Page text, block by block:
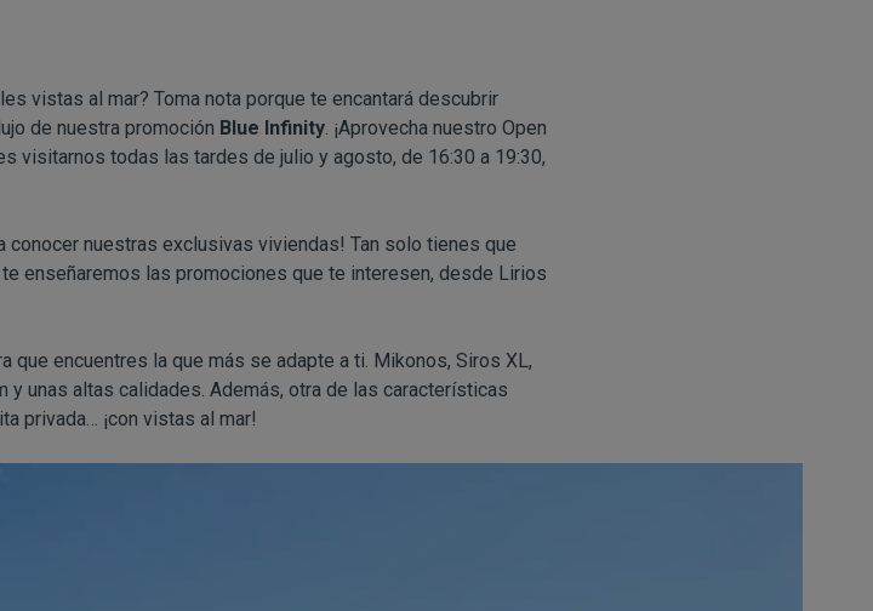
vistas al mar? Toma nota porque te encantará descubrir
de nuestra promoción Blue Infinity. ¡Aprovecha nuestro Open
visitarnos todas las tardes de julio y agosto, de 16:30 a 19:30,
conocer nuestras exclusivas viviendas! Tan solo tienes que
enseñaremos las promociones que te interesen, desde Lirios
encuentres la que más se adapte a ti. Mikonos, Siros XL,
unas altas calidades. Además, otra de las características
privada… ¡con vistas al mar!